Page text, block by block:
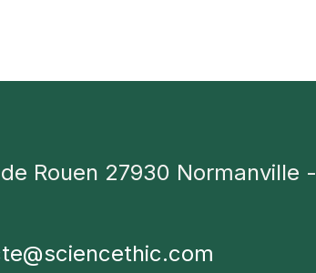
Rouen 27930 Normanville -